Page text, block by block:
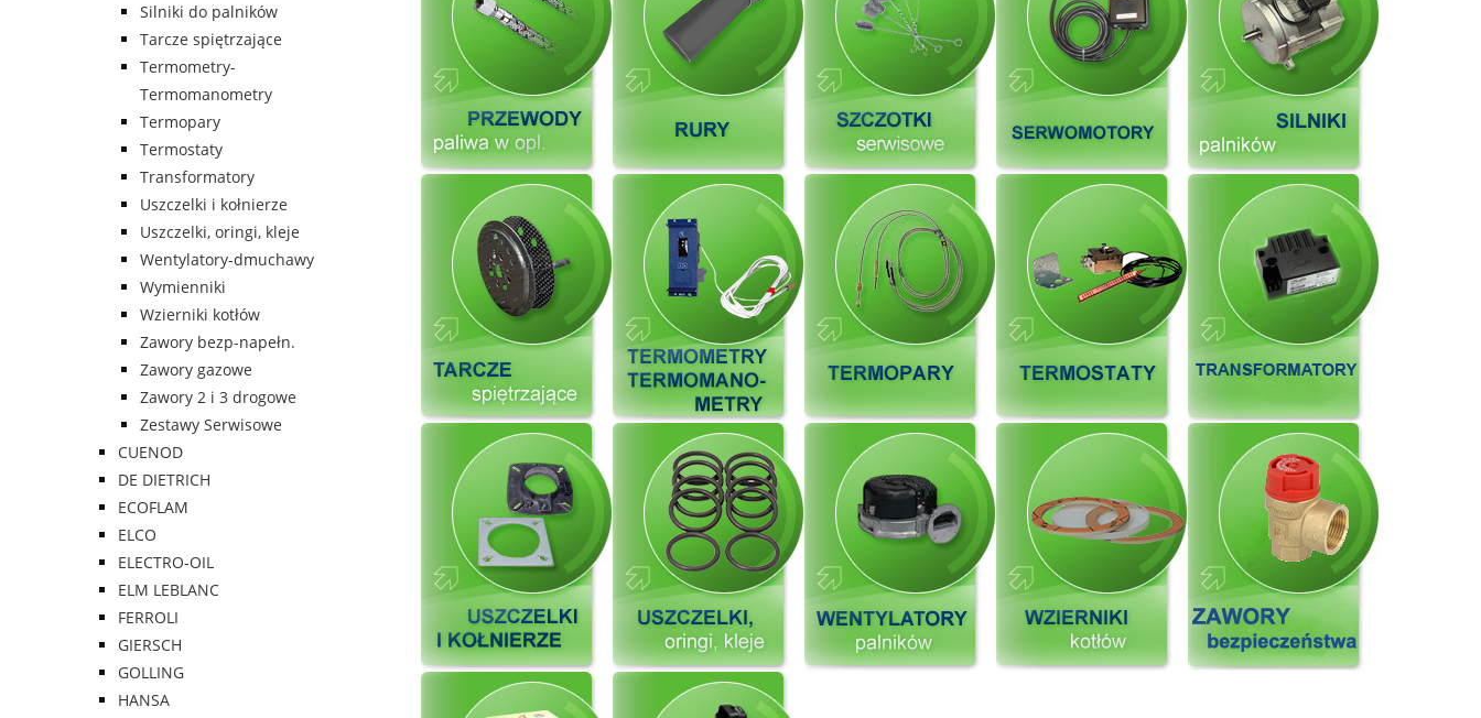
Silniki do palników
Tarcze spiętrzające
Termometry-
Termomanometry
Termopary
Termostaty
Transformatory
Uszczelki i kołnierze
Uszczelki, oringi, kleje
Wentylatory-dmuchawy
Wymienniki
Wzierniki kotłów
Zawory bezp-napełn.
Zawory gazowe
Zawory 2 i 3 drogowe
Zestawy Serwisowe
CUENOD
DE DIETRICH
ECOFLAM
ELCO
ELECTRO-OIL
ELM LEBLANC
FERROLI
GIERSCH
GOLLING
HANSA